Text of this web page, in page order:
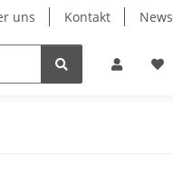
uns Kontakt News
Messtechnik